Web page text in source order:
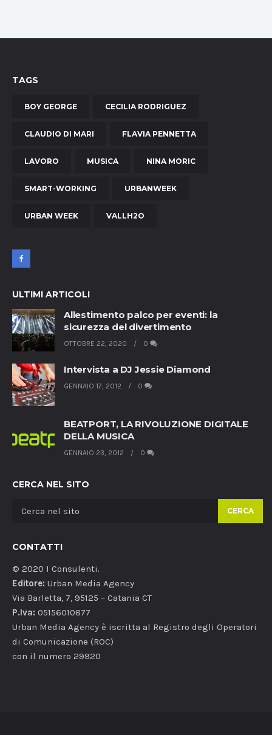
TAGS
BOY GEORGE CECILIA RODRIGUEZ
CLAUDIO DI MARI FLAVIA PENNETTA
LAVORO MUSICA NINA MORIC
SMART-WORKING URBANWEEK
URBAN WEEK VALLH2O
ULTIMI ARTICOLI
Allestimento palco per eventi: la
sicurezza del divertimento
OTTOBRE 22, 2020 0
Intervista a DJ Jessie Diamond
GENNAIO 17, 2012 0
BEATPORT, LA RIVOLUZIONE DIGITALE
DELLA MUSICA
GENNAIO 23, 2012 0
CERCA NEL SITO
CERCA
CONTATTI
© 2020 I Consulenti.
Editore: Urban Media Agency
Via Barletta, 7, 95125 – Catania CT
P.Iva: 05156010877
Urban Media Agency è iscritta al Registro degli Operatori
di Comunicazione (ROC)
con il numero 29920